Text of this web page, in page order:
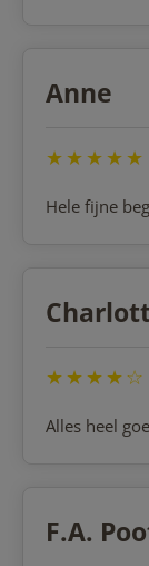
Anne
★★★★★
Hele fijne
★★★★☆
Alles heel
F.A.